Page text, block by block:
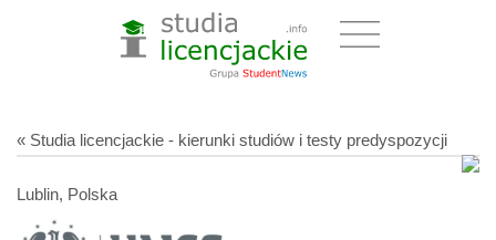
« Studia licencjackie - kierunki studiów i testy predyspozycji
Lublin, Polska